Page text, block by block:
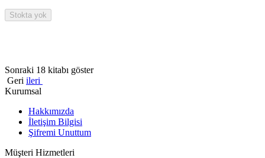
Stokta yok
Sonraki 18 kitabı göster
Geri ileri
Kurumsal
Hakkımızda
İletişim Bilgisi
Şifremi Unuttum
Müşteri Hizmetleri